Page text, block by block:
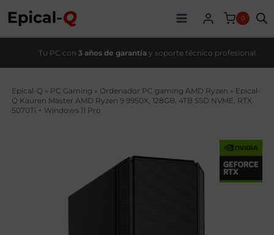
contenido
0
Tu PC con 3 años de garantía y soporte técnico profesional
Epical-Q » PC Gaming » Ordenador PC gaming AMD Ryzen » Epical-
Q Kauren Master AMD Ryzen 9 9950X, 128GB, 4TB SSD NVME, RTX
5070Ti + Windows 11 Pro